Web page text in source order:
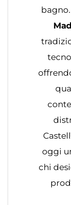
oggi
chi